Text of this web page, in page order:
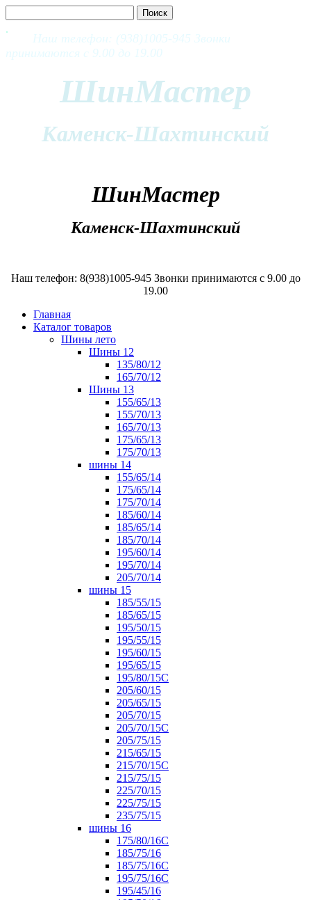
Наш телефон: (938)1005-945 Звонки
принимаются с 9.00 до 19.00
ШинМастер
Каменск-Шахтинский
ШинМастер
Каменск-Шахтинский
Наш телефон: 8(938)1005-945 Звонки принимаются с 9.00 до
19.00
Главная
Каталог товаров
Шины лето
Шины 12
135/80/12
165/70/12
Шины 13
155/65/13
155/70/13
165/70/13
175/65/13
175/70/13
шины 14
155/65/14
175/65/14
175/70/14
185/60/14
185/65/14
185/70/14
195/60/14
195/70/14
205/70/14
шины 15
185/55/15
185/65/15
195/50/15
195/55/15
195/60/15
195/65/15
195/80/15С
205/60/15
205/65/15
205/70/15
205/70/15С
205/75/15
215/65/15
215/70/15C
215/75/15
225/70/15
225/75/15
235/75/15
шины 16
175/80/16С
185/75/16
185/75/16С
195/75/16С
195/45/16